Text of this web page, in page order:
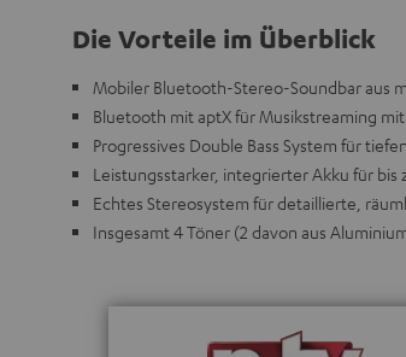
Die Vorteile im Überblick
Mobiler Bluetooth-Stereo-Soundbar aus
Bluetooth mit aptX für Musikstreaming
Progressives Double Bass System für
Leistungsstarker, integrierter Akku für bis
Echtes Stereosystem für detaillierte,
Insgesamt 4 Töner (2 davon aus